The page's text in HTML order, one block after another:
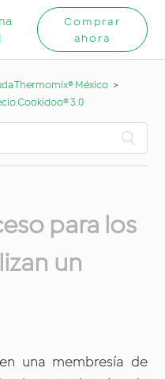
Comprar
ahora
Thermomix® México
Cookidoo® 3.0
para los
un
una membresía de